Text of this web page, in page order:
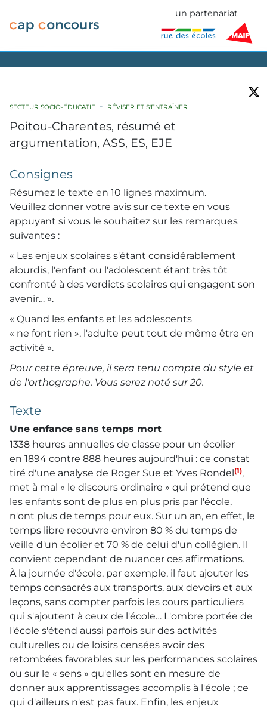
un partenariat
SECTEUR SOCIO-ÉDUCATIF RÉVISER ET S'ENTRAÎNER
Poitou-Charentes, résumé et
argumentation, ASS, ES, EJE
Consignes
Résumez le texte en 10 lignes maximum.
Veuillez donner votre avis sur ce texte en vous
appuyant si vous le souhaitez sur les remarques
suivantes :
« Les enjeux scolaires s'étant considérablement
alourdis, l'enfant ou l'adolescent étant très tôt
confronté à des verdicts scolaires qui engagent son
avenir… ».
« Quand les enfants et les adolescents
« ne font rien », l'adulte peut tout de même être en
activité ».
Pour cette épreuve, il sera tenu compte du style et
de l'orthographe. Vous serez noté sur 20.
Texte
Une enfance sans temps mort
1338 heures annuelles de classe pour un écolier
en 1894 contre 888 heures aujourd'hui : ce constat
tiré d'une analyse de Roger Sue et Yves Rondel (1),
met à mal « le discours ordinaire » qui prétend que
les enfants sont de plus en plus pris par l'école,
n'ont plus de temps pour eux. Sur un an, en effet, le
temps libre recouvre environ 80 % du temps de
veille d'un écolier et 70 % de celui d'un collégien. Il
convient cependant de nuancer ces affirmations.
À la journée d'école, par exemple, il faut ajouter les
temps consacrés aux transports, aux devoirs et aux
leçons, sans compter parfois les cours particuliers
qui s'ajoutent à ceux de l'école… L'ombre portée de
l'école s'étend aussi parfois sur des activités
culturelles ou de loisirs censées avoir des
retombées favorables sur les performances scolaires
ou sur le « sens » qu'elles sont en mesure de
donner aux apprentissages accomplis à l'école ; ce
qui d'ailleurs n'est pas faux. Enfin, les enjeux